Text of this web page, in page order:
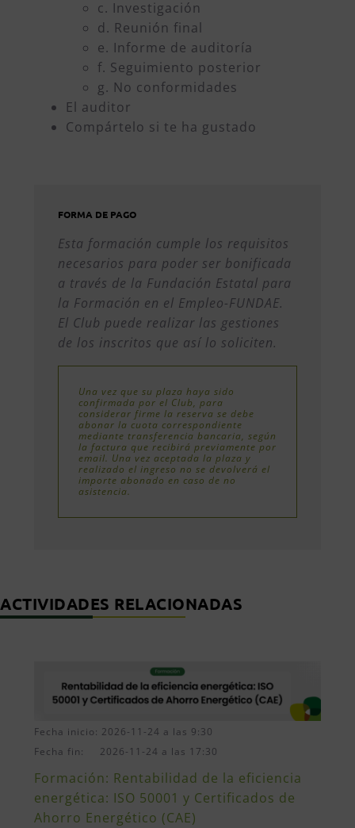
c. Investigación
d. Reunión final
e. Informe de auditoría
f. Seguimiento posterior
g. No conformidades
El auditor
Compártelo si te ha gustado
FORMA DE PAGO
Esta formación cumple los requisitos
necesarios para poder ser bonificada
a través de la Fundación Estatal para
la Formación en el Empleo-FUNDAE.
El Club puede realizar las gestiones
de los inscritos que así lo soliciten.
Una vez que su plaza haya sido
confirmada por el Club, para
considerar firme la reserva se debe
abonar la cuota correspondiente
mediante transferencia bancaria, según
la factura que recibirá previamente por
email. Una vez aceptada la plaza y
realizado el ingreso no se devolverá el
importe abonado en caso de no
asistencia.
ACTIVIDADES RELACIONADAS
Fecha inicio: 2026-11-24 a las 9:30
Fecha fin: 2026-11-24 a las 17:30
Formación: Rentabilidad de la eficiencia
energética: ISO 50001 y Certificados de
Ahorro Energético (CAE)